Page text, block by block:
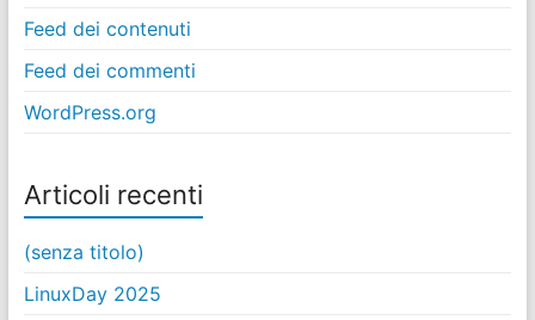
Feed dei contenuti
Feed dei commenti
WordPress.org
Articoli recenti
(senza titolo)
LinuxDay 2025